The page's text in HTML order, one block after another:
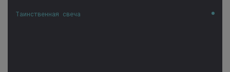
Таинственная свеча